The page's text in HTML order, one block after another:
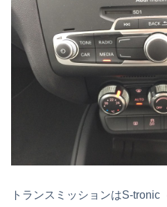
トランスミッションはS-tronic